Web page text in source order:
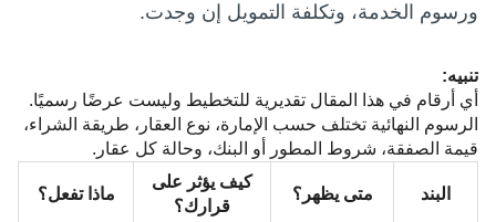
ورسوم الخدمة، وتكلفة التمويل إن وجدت.
تنبيه:
أي أرقام في هذا المقال تقديرية للتخطيط وليست عرضًا رسميًا.
الرسوم النهائية تختلف حسب الإمارة، نوع العقار، طريقة الشراء،
قيمة الصفقة، شروط المطور أو البنك، وحالة كل عقار.
البند متى يظهر؟
كيف يؤثر على
قرارك؟
ماذا تفعل؟